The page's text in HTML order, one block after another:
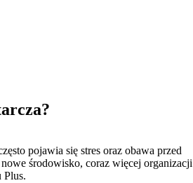
pojawia się stres oraz obawa przed
środowisko, coraz więcej organizacji
Plus.